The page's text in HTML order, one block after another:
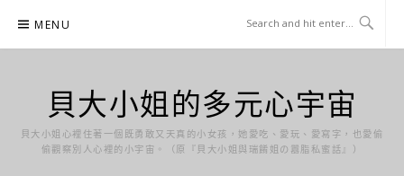
content
MENU
貝大小姐的多元心宇宙
貝大小姐心裡住著一個既勇敢又天真的小女孩，她愛吃、愛玩、愛寫字，也愛偷
偷觀察別人心裡的小宇宙。（原『貝大小姐與瑞餚姐の囂脂私蜜話』）